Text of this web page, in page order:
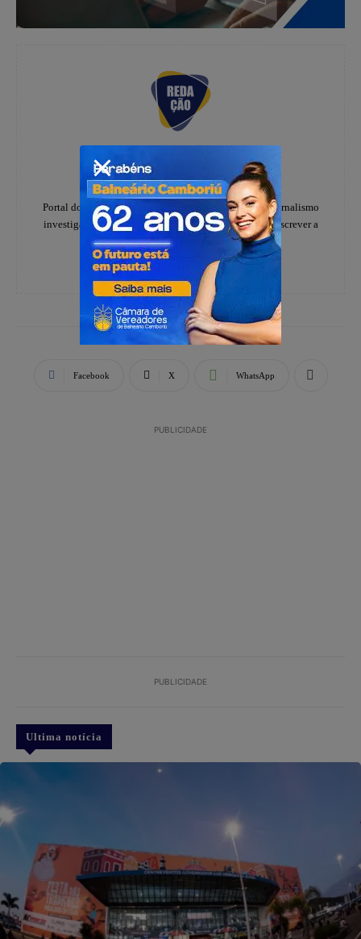
https://www.instagram.com/folhadoestadosc/
Portal do notícias Folha do Estado especializado em jornalismo
investigativo e de denúncias, há 20 anos, ajudando a escrever a
história dos catarinenses.
Facebook X WhatsApp
PUBLICIDADE
PUBLICIDADE
Ultima notícia